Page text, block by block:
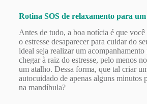
Rotina SOS de relaxamento para
Antes de tudo, a boa notícia é que você
o estresse desaparecer para cuidar do
ideal seja realizar um
chegar à raiz do estresse, pelo menos
um atalho. Dessa forma, que tal criar
autocuidado de apenas alguns minutos
na mandíbula?